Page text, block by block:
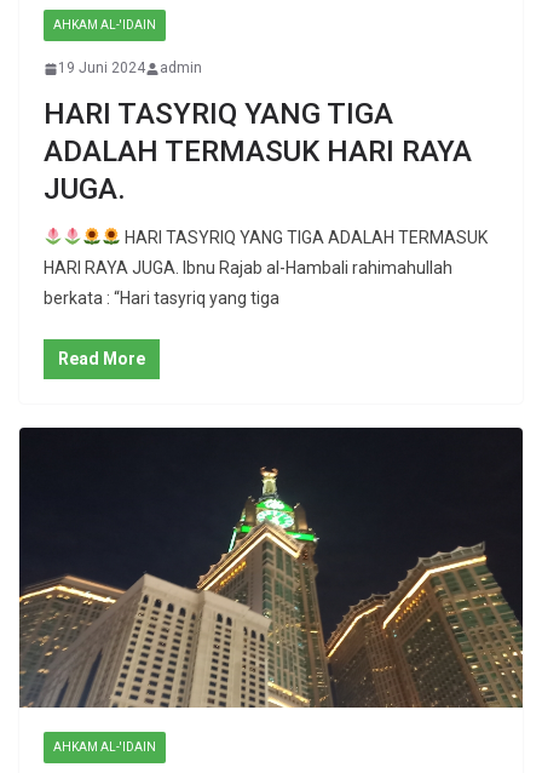
AHKAM AL-'IDAIN
19 Juni 2024 admin
HARI TASYRIQ YANG TIGA
ADALAH TERMASUK HARI RAYA
JUGA.
HARI TASYRIQ YANG TIGA ADALAH TERMASUK
HARI RAYA JUGA. Ibnu Rajab al-Hambali rahimahullah
berkata : “Hari tasyriq yang tiga
Read More
AHKAM AL-'IDAIN